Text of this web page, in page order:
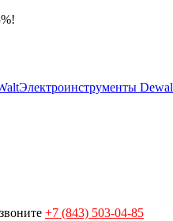
Электроинструменты
+7 (843) 503-04-85